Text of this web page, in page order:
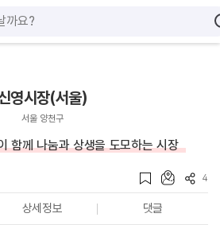
영시장(서울)
서울 양천구
함께 나눔과 상생을 도모하는 시장
4
상세정보 댓글